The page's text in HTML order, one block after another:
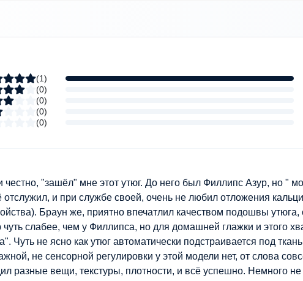
(1)
(0)
(0)
(0)
(0)
честно, "зашёл" мне этот утюг. До него был Филлипс Азур, но "
отслужил, и при службе своей, очень не любил отложения
Браун же, приятно впечатлил качеством подошвы утюга,
чуть слабее, чем у Филлипса, но для домашней глажки и этого
Чуть не ясно как утюг автоматически подстраивается под
не сенсорной регулировки у этой модели нет, от слова
разные вещи, текстуры, плотности, и всё успешно. Немного